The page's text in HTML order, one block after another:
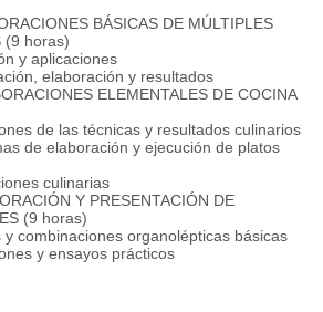
BÁSICAS DE MÚLTIPLES
(9 horas)
y aplicaciones
elaboración y resultados
ELEMENTALES DE COCINA
de las técnicas y resultados culinarios
de elaboración y ejecución de platos
culinarias
Y PRESENTACIÓN DE
(9 horas)
y combinaciones organolépticas básicas
y ensayos prácticos